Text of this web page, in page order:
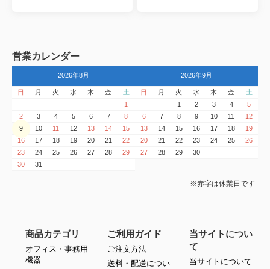
営業カレンダー
2026年8月
日 月 火 水 木 金
土
1
2
3 4 5 6 7
8
9
10 11 12 13 14
15
16
17 18 19 20 21
22
23
24 25 26 27 28
29
30
31
2026年9月
日 月 火 水 木 金
土
1
2 3 4
5
6
7 8 9 10 11
12
13
14 15 16 17 18
19
20
21 22 23 24 25
26
27
28 29 30
※赤字は休業日です
商品カテゴリ
オフィス・事務用
機器
ご利用ガイド
ご注文方法
送料・配送につい
当サイトについ
て
当サイトについて